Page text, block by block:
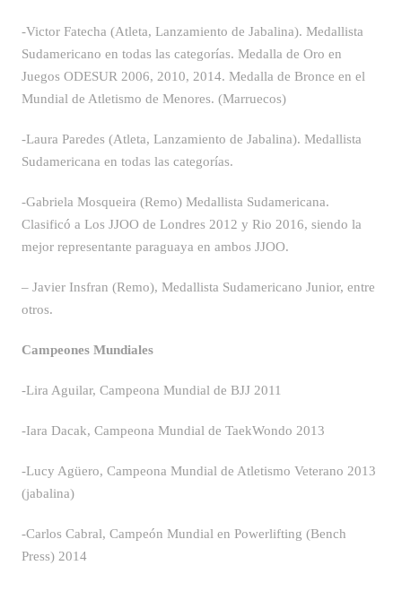
-Victor Fatecha (Atleta, Lanzamiento de Jabalina). Medallista
Sudamericano en todas las categorías. Medalla de Oro en
Juegos ODESUR 2006, 2010, 2014. Medalla de Bronce en el
Mundial de Atletismo de Menores. (Marruecos)
-Laura Paredes (Atleta, Lanzamiento de Jabalina). Medallista
Sudamericana en todas las categorías.
-Gabriela Mosqueira (Remo) Medallista Sudamericana.
Clasificó a Los JJOO de Londres 2012 y Rio 2016, siendo la
mejor representante paraguaya en ambos JJOO.
– Javier Insfran (Remo), Medallista Sudamericano Junior, entre
otros.
Campeones Mundiales
-Lira Aguilar, Campeona Mundial de BJJ 2011
-Iara Dacak, Campeona Mundial de TaekWondo 2013
-Lucy Agüero, Campeona Mundial de Atletismo Veterano 2013
(jabalina)
-Carlos Cabral, Campeón Mundial en Powerlifting (Bench
Press) 2014